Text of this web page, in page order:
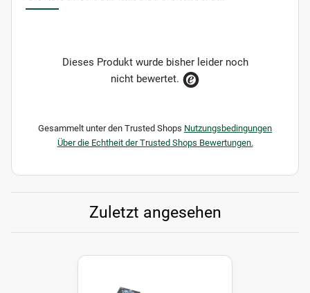
Dieses Produkt wurde bisher leider noch
nicht bewertet.
Gesammelt unter den Trusted Shops Nutzungsbedingungen
Über die Echtheit der Trusted Shops Bewertungen.
Zuletzt angesehen